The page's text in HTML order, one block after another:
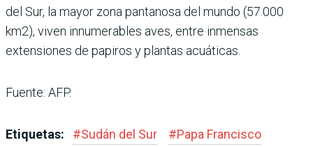
del Sur, la mayor zona pantanosa del mundo (57.000
km2), viven innumerables aves, entre inmensas
extensiones de papiros y plantas acuáticas.
Fuente: AFP.
Etiquetas: #Sudán del Sur #Papa Francisco